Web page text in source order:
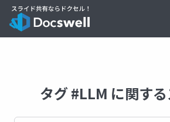
タグ #LLM に関す